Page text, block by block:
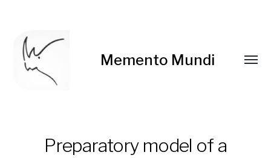
Memento Mundi
Preparatory model of a